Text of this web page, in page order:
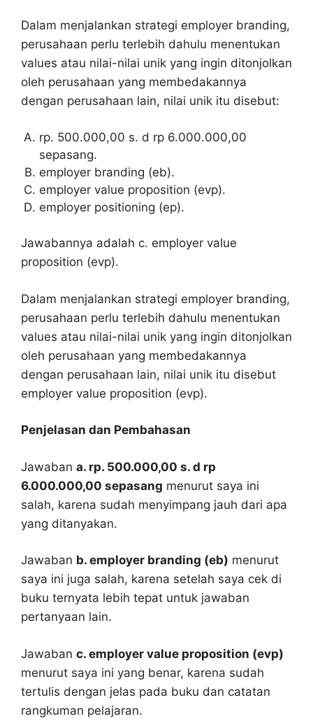
Dalam menjalankan strategi employer branding,
perusahaan perlu terlebih dahulu menentukan
values atau nilai-nilai unik yang ingin ditonjolkan
oleh perusahaan yang membedakannya
dengan perusahaan lain, nilai unik itu disebut:
rp. 500.000,00 s. d rp 6.000.000,00
sepasang.
employer branding (eb).
employer value proposition (evp).
employer positioning (ep).
Jawabannya adalah c. employer value
proposition (evp).
Dalam menjalankan strategi employer branding,
perusahaan perlu terlebih dahulu menentukan
values atau nilai-nilai unik yang ingin ditonjolkan
oleh perusahaan yang membedakannya
dengan perusahaan lain, nilai unik itu disebut
employer value proposition (evp).
Penjelasan dan Pembahasan
Jawaban a. rp. 500.000,00 s. d rp
6.000.000,00 sepasang menurut saya ini
salah, karena sudah menyimpang jauh dari apa
yang ditanyakan.
Jawaban b. employer branding (eb) menurut
saya ini juga salah, karena setelah saya cek di
buku ternyata lebih tepat untuk jawaban
pertanyaan lain.
Jawaban c. employer value proposition (evp)
menurut saya ini yang benar, karena sudah
tertulis dengan jelas pada buku dan catatan
rangkuman pelajaran.